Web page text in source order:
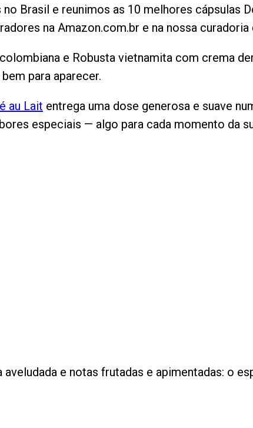
Brasil e reunimos as 10 melhores cápsulas
na Amazon.com.br e na nossa
e Robusta vietnamita com crema
para aparecer.
au Lait entrega uma dose generosa e suave
especiais — algo para cada momento da
e notas frutadas e apimentadas: o